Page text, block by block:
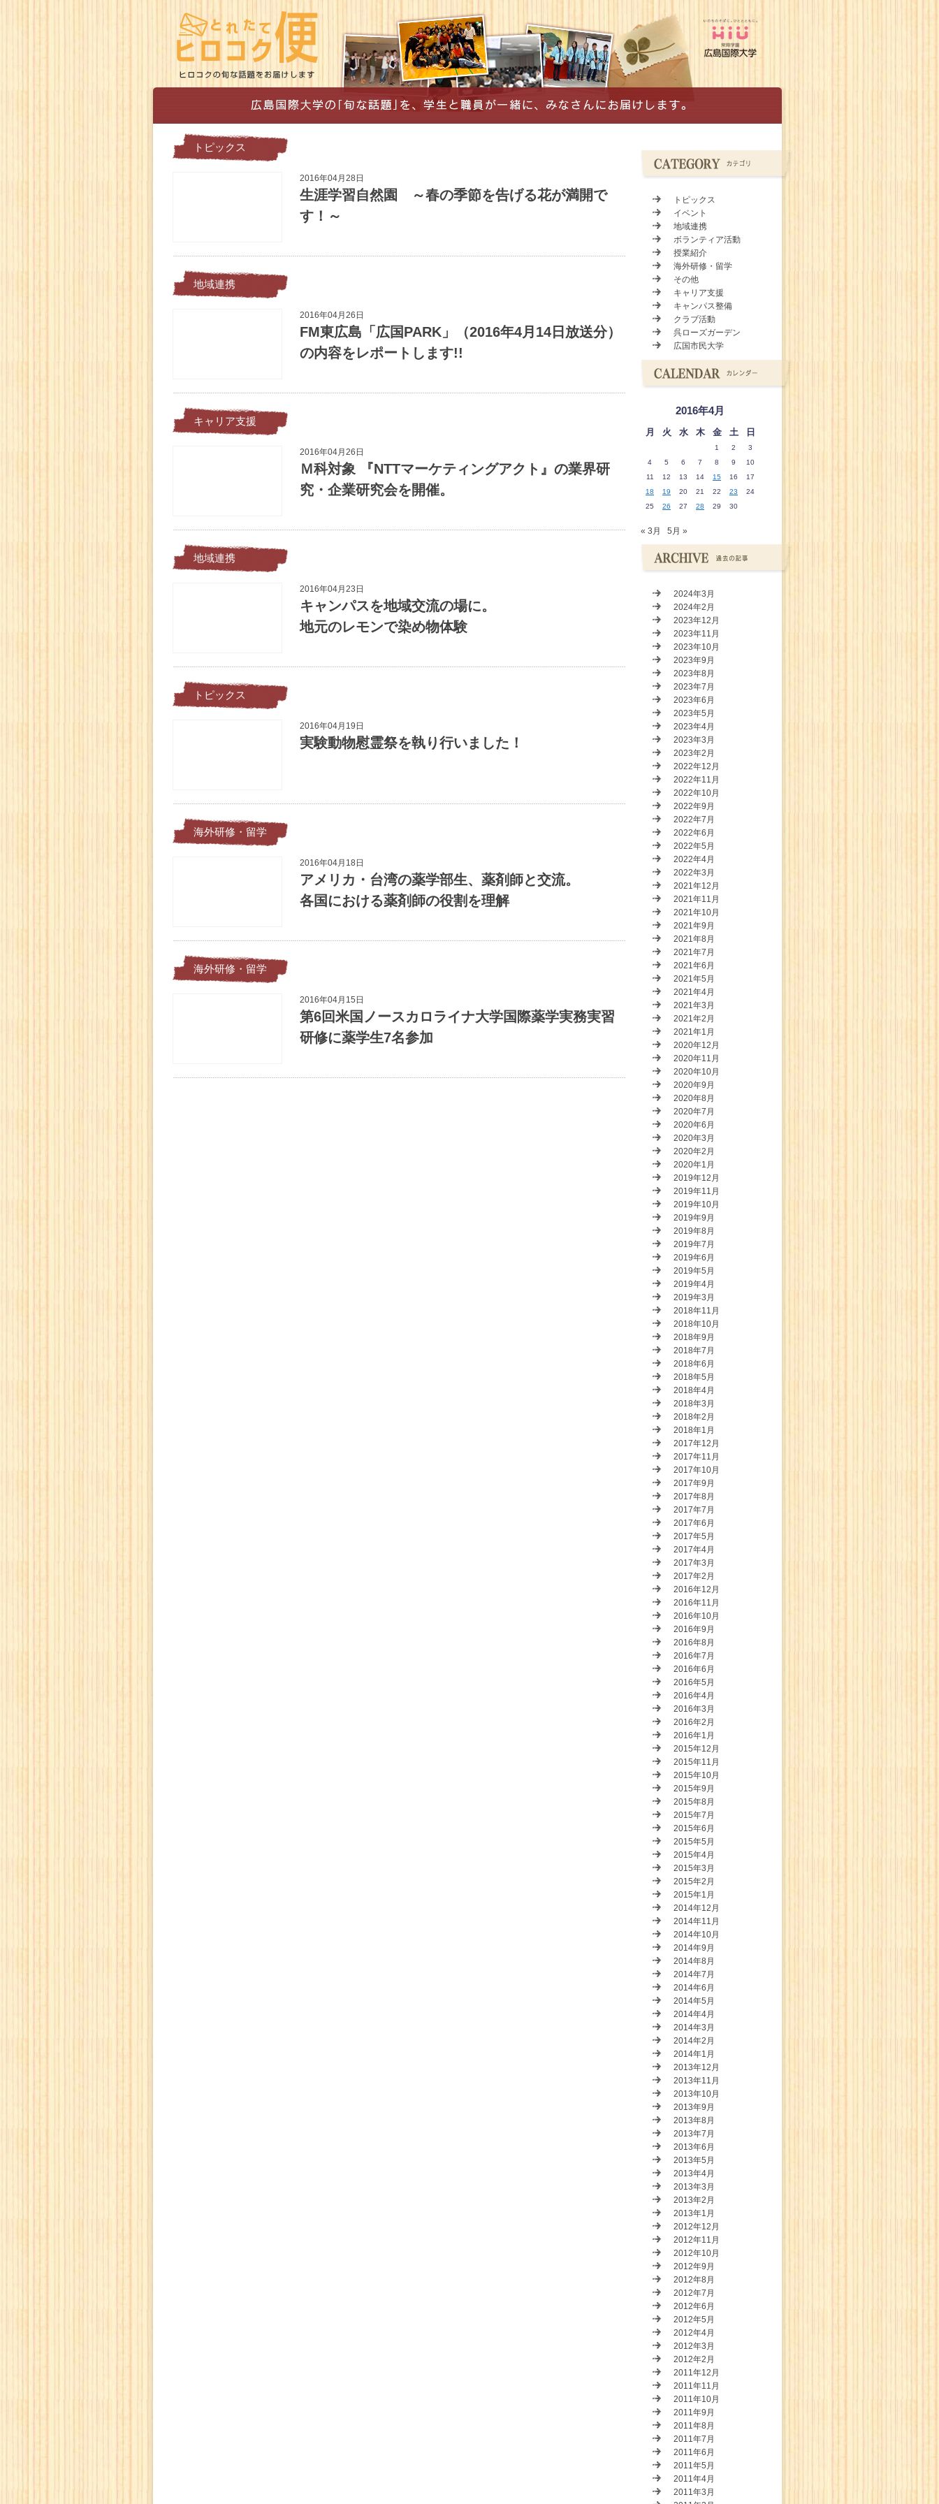
トピックス
2016年04月28日
生涯学習自然園 ～春の季節を告げる花が満開で
す！～
地域連携
2016年04月26日
FM東広島「広国PARK」（2016年4月14日放送分）
の内容をレポートします!!
キャリア支援
2016年04月26日
Ｍ科対象 『NTTマーケティングアクト』の業界研
究・企業研究会を開催。
地域連携
2016年04月23日
キャンパスを地域交流の場に。
地元のレモンで染め物体験
トピックス
2016年04月19日
実験動物慰霊祭を執り行いました！
海外研修・留学
2016年04月18日
アメリカ・台湾の薬学部生、薬剤師と交流。
各国における薬剤師の役割を理解
海外研修・留学
2016年04月15日
第6回米国ノースカロライナ大学国際薬学実務実習
研修に薬学生7名参加
トピックス
イベント
地域連携
ボランティア活動
授業紹介
海外研修・留学
その他
キャリア支援
キャンパス整備
クラブ活動
呉ローズガーデン
広国市民大学
2016年4月
月 火 水 木 金 土 日
1 2
3
4
5 6 7 8 9
10
11
12 13 14 15 16
17
18
19 20 21 22 23
24
25
26 27 28 29 30
« 3月 5月 »
2024年3月
2024年2月
2023年12月
2023年11月
2023年10月
2023年9月
2023年8月
2023年7月
2023年6月
2023年5月
2023年4月
2023年3月
2023年2月
2022年12月
2022年11月
2022年10月
2022年9月
2022年7月
2022年6月
2022年5月
2022年4月
2022年3月
2021年12月
2021年11月
2021年10月
2021年9月
2021年8月
2021年7月
2021年6月
2021年5月
2021年4月
2021年3月
2021年2月
2021年1月
2020年12月
2020年11月
2020年10月
2020年9月
2020年8月
2020年7月
2020年6月
2020年3月
2020年2月
2020年1月
2019年12月
2019年11月
2019年10月
2019年9月
2019年8月
2019年7月
2019年6月
2019年5月
2019年4月
2019年3月
2018年11月
2018年10月
2018年9月
2018年7月
2018年6月
2018年5月
2018年4月
2018年3月
2018年2月
2018年1月
2017年12月
2017年11月
2017年10月
2017年9月
2017年8月
2017年7月
2017年6月
2017年5月
2017年4月
2017年3月
2017年2月
2016年12月
2016年11月
2016年10月
2016年9月
2016年8月
2016年7月
2016年6月
2016年5月
2016年4月
2016年3月
2016年2月
2016年1月
2015年12月
2015年11月
2015年10月
2015年9月
2015年8月
2015年7月
2015年6月
2015年5月
2015年4月
2015年3月
2015年2月
2015年1月
2014年12月
2014年11月
2014年10月
2014年9月
2014年8月
2014年7月
2014年6月
2014年5月
2014年4月
2014年3月
2014年2月
2014年1月
2013年12月
2013年11月
2013年10月
2013年9月
2013年8月
2013年7月
2013年6月
2013年5月
2013年4月
2013年3月
2013年2月
2013年1月
2012年12月
2012年11月
2012年10月
2012年9月
2012年8月
2012年7月
2012年6月
2012年5月
2012年4月
2012年3月
2012年2月
2011年12月
2011年11月
2011年10月
2011年9月
2011年8月
2011年7月
2011年6月
2011年5月
2011年4月
2011年3月